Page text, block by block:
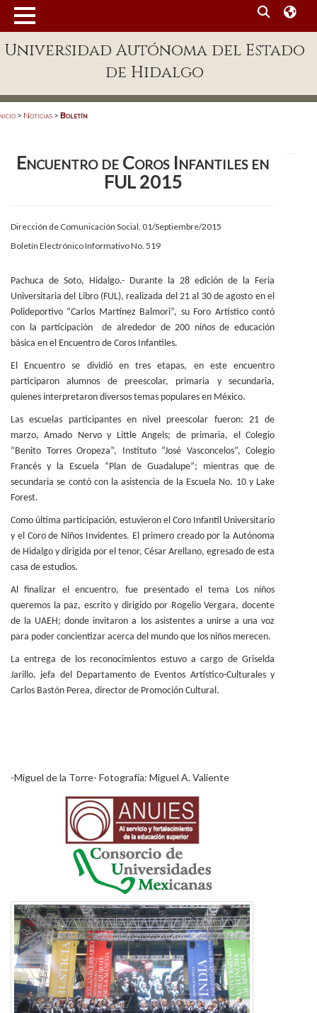
Enlaces
Patronato
Publicaciones en línea
Acreditación Internacional
Alumnado
Aspirantes
Personal
Alumni
Visitantes
Universidad Autónoma del Estado
de Hidalgo
> Noticias > Boletín
Encuentro de Coros Infantiles en
FUL 2015
Dirección de Comunicación Social, 01/Septiembre/2015
Boletín Electrónico Informativo No. 519
Pachuca de Soto, Hidalgo.- Durante la 28 edición de la Feria
Universitaria del Libro (FUL), realizada del 21 al 30 de agosto en el
Polideportivo “Carlos Martínez Balmori”, su Foro Artístico contó
con la participación de alrededor de 200 niños de educación
básica en el Encuentro de Coros Infantiles.
El Encuentro se dividió en tres etapas, en este encuentro
participaron alumnos de preescolar, primaria y secundaria,
quienes interpretaron diversos temas populares en México.
Las escuelas participantes en nivel preescolar fueron: 21 de
marzo, Amado Nervo y Little Angels; de primaria, el Colegio
“Benito Torres Oropeza”, Instituto “José Vasconcelos”, Colegio
Francés y la Escuela “Plan de Guadalupe”; mientras que de
secundaria se contó con la asistencia de la Escuela No. 10 y Lake
Forest.
Como última participación, estuvieron el Coro Infantil Universitario
y el Coro de Niños Invidentes. El primero creado por la Autónoma
de Hidalgo y dirigida por el tenor, César Arellano, egresado de esta
casa de estudios.
Al finalizar el encuentro, fue presentado el tema Los niños
queremos la paz, escrito y dirigido por Rogelio Vergara, docente
de la UAEH; donde invitaron a los asistentes a unirse a una voz
para poder concientizar acerca del mundo que los niños merecen.
La entrega de los reconocimientos estuvo a cargo de Griselda
Jarillo, jefa del Departamento de Eventos Artístico-Culturales y
Carlos Bastón Perea, director de Promoción Cultural.
-Miguel de la Torre- Fotografía: Miguel A. Valiente